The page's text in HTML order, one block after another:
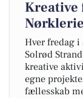
Kreative
Hver fredag
Solrød
kreative
egne
fællesskab